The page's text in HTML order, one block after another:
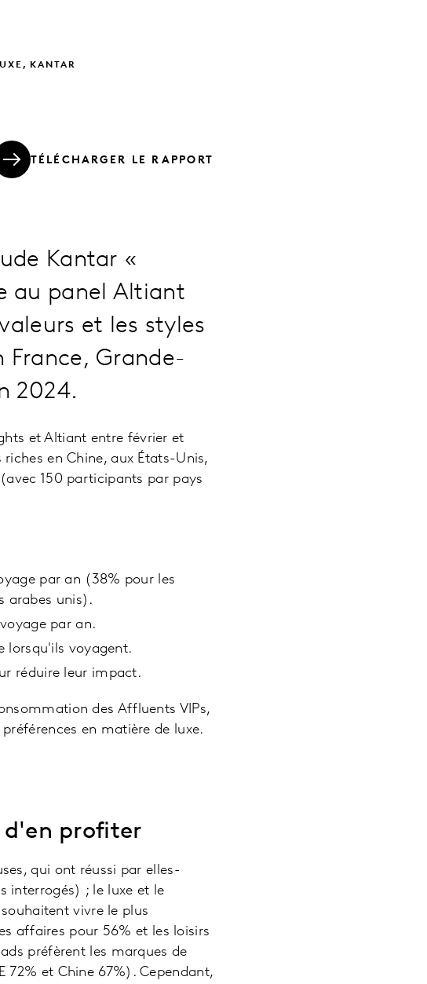
KANTAR
TÉLÉCHARGER LE RAPPORT
Kantar «
au panel Altiant
et les styles
France, Grande-
2024.
et Altiant entre février et
en Chine, aux États-Unis,
150 participants par pays
par an (38% pour les
arabes unis).
par an.
lorsqu'ils voyagent.
réduire leur impact.
des Affluents VIPs,
en matière de luxe.
d'en profiter
qui ont réussi par elles-
interrogés) ; le luxe et le
vivre le plus
affaires pour 56% et les loisirs
préfèrent les marques de
72% et Chine 67%). Cependant,